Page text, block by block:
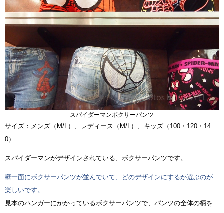
スパイダーマンボクサーパンツ
サイズ：メンズ（M/L）、レディース（M/L）、キッズ（100・120・14
0）
スパイダーマンがデザインされている、ボクサーパンツです。
壁一面にボクサーパンツが並んでいて、どのデザインにするか選ぶのが
楽しいです。
見本のハンガーにかかっているボクサーパンツで、パンツの全体の柄を